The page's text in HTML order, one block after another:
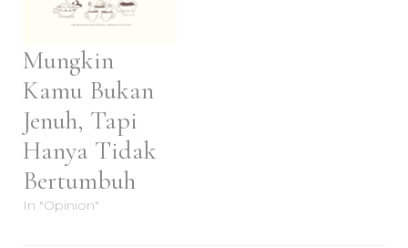
Mungkin
Kamu Bukan
Jenuh, Tapi
Hanya Tidak
Bertumbuh
In "Opinion"